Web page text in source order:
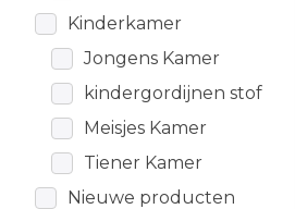
Kinderkamer
Jongens Kamer
kindergordijnen stof
Meisjes Kamer
Tiener Kamer
Nieuwe producten